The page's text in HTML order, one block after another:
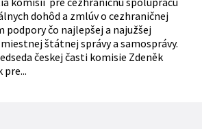
dohôd a zmlúv o cezhraničnej
podpory čo najlepšej a najužšej
štátnej správy a samosprávy.
českej časti komisie Zdeněk